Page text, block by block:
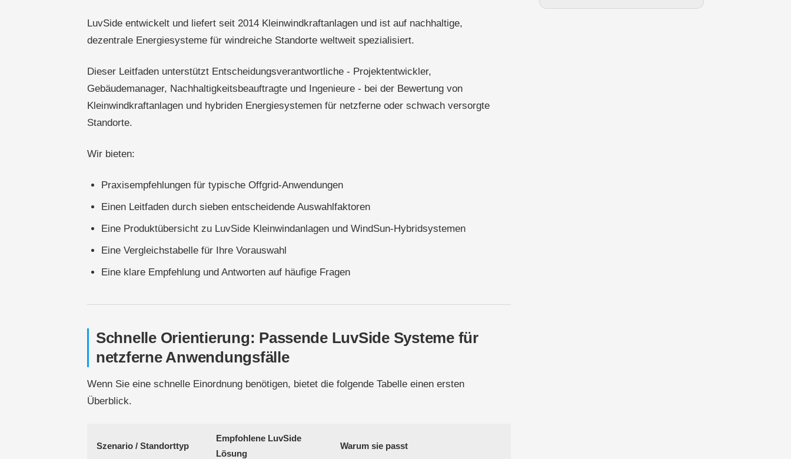
LuvSide entwickelt und liefert seit 2014 Kleinwindkraftanlagen und ist auf nachhaltige,
dezentrale Energiesysteme für windreiche Standorte weltweit spezialisiert.
Dieser Leitfaden unterstützt Entscheidungsverantwortliche - Projektentwickler,
Gebäudemanager, Nachhaltigkeitsbeauftragte und Ingenieure - bei der Bewertung von
Kleinwindkraftanlagen und hybriden Energiesystemen für netzferne oder schwach versorgte
Standorte.
Wir bieten:
Praxisempfehlungen für typische Offgrid-Anwendungen
Einen Leitfaden durch sieben entscheidende Auswahlfaktoren
Eine Produktübersicht zu LuvSide Kleinwindanlagen und WindSun-Hybridsystemen
Eine Vergleichstabelle für Ihre Vorauswahl
Eine klare Empfehlung und Antworten auf häufige Fragen
Schnelle Orientierung: Passende LuvSide Systeme für
netzferne Anwendungsfälle
Wenn Sie eine schnelle Einordnung benötigen, bietet die folgende Tabelle einen ersten
Überblick.
Szenario / Standorttyp
Empfohlene LuvSide
Lösung
Warum sie passt